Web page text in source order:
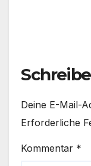
Deine E-Mail-
Erforderliche
Kommentar *